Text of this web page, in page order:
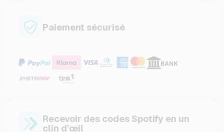
Paiement sécurisé
Recevoir des codes Spotify en un
clin d'œil